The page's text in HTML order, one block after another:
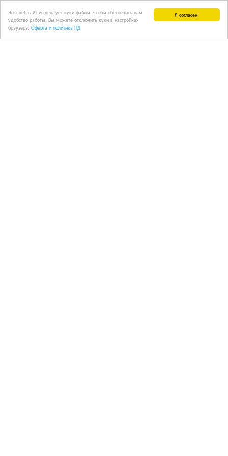
Я согласен!
Этот веб-сайт использует куки-файлы, чтобы обеспечить вам
удобство работы. Вы можете отключить куки в настройках
браузера. Оферта и политика ПД